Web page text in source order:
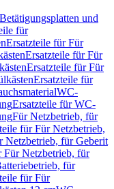
Betätigungsplatten und
für
Ersatzteile für Für
Ersatzteile für Für
Ersatzteile für Für
Ersatzteile für
WC-
Ersatzteile für WC-
Für Netzbetrieb, für
für Für Netzbetrieb,
Netzbetrieb, für Geberit
Für Netzbetrieb, für
für
für Für